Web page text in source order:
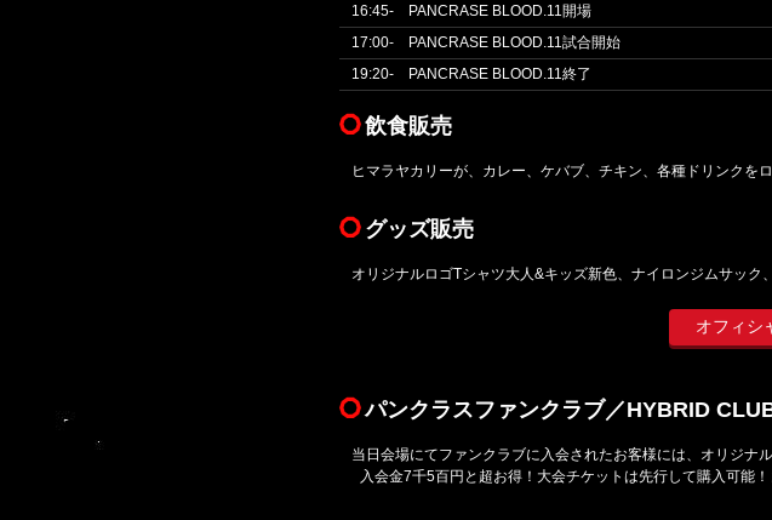
16:45- PANCRASE BLOOD.11開場
17:00- PANCRASE BLOOD.11試合開始
19:20- PANCRASE BLOOD.11終了
飲食販売
ヒマラヤカリーが、カレー、ケバブ、チキン、各種ドリンクを
グッズ販売
オリジナルロゴTシャツ大人&キッズ新色、ナイロンジムサック
オフィシ
パンクラスファンクラブ／HYBRID
当日会場にてファンクラブに入会されたお客様には、オリジナ
入会金7千5百円と超お得！大会チケットは先行して購入可能